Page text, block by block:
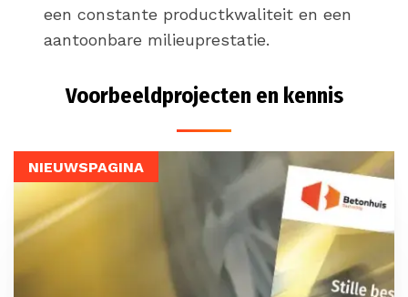
een constante productkwaliteit en een
aantoonbare milieuprestatie.
Voorbeeldprojecten en kennis
NIEUWSPAGINA